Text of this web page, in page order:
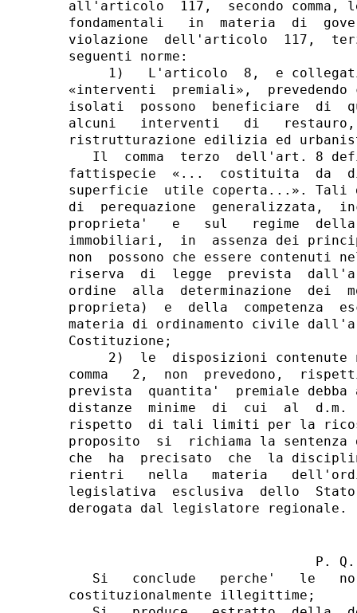
P.
Si   conclude   perche'   le
costituzionalmente illegittime;